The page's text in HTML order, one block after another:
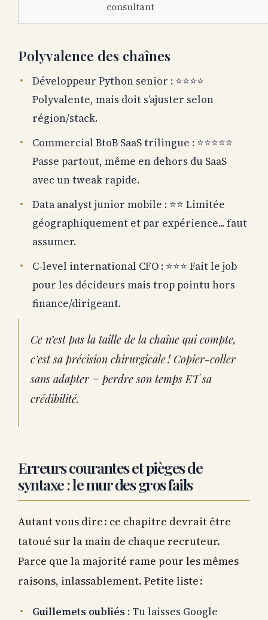
consultant
Polyvalence des chaînes
Développeur Python senior : ⭐️⭐️⭐️⭐️
Polyvalente, mais doit s’ajuster selon
région/stack.
Commercial BtoB SaaS trilingue : ⭐️⭐️⭐️⭐️⭐️
Passe partout, même en dehors du SaaS
avec un tweak rapide.
Data analyst junior mobile : ⭐️⭐️ Limitée
géographiquement et par expérience... faut
assumer.
C-level international CFO : ⭐️⭐️⭐️ Fait le job
pour les décideurs mais trop pointu hors
finance/dirigeant.
Ce n’est pas la taille de la chaîne qui compte,
c’est sa précision chirurgicale ! Copier-coller
sans adapter = perdre son temps ET sa
crédibilité.
Erreurs courantes et pièges de
syntaxe : le mur des gros fails
Autant vous dire : ce chapitre devrait être
tatoué sur la main de chaque recruteur.
Parce que la majorité rame pour les mêmes
raisons, inlassablement. Petite liste :
Guillemets oubliés : Tu laisses Google